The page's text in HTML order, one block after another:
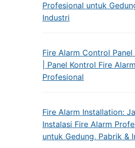
Profesional untuk
Industri
Fire Alarm Control Panel
| Panel Kontrol Fire Alarm
Profesional
Fire Alarm Installation:
Instalasi Fire Alarm
untuk Gedung, Pabrik &